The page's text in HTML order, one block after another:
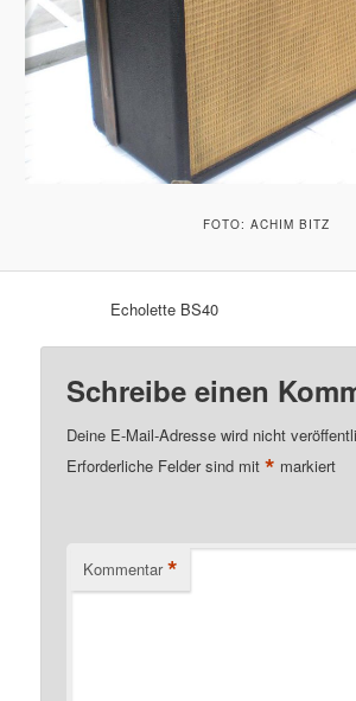
FOTO: ACHIM BITZ
Echolette BS40
Schreibe einen
Deine E-Mail-Adresse wird nicht
Erforderliche Felder sind mit* markiert
Kommentar *